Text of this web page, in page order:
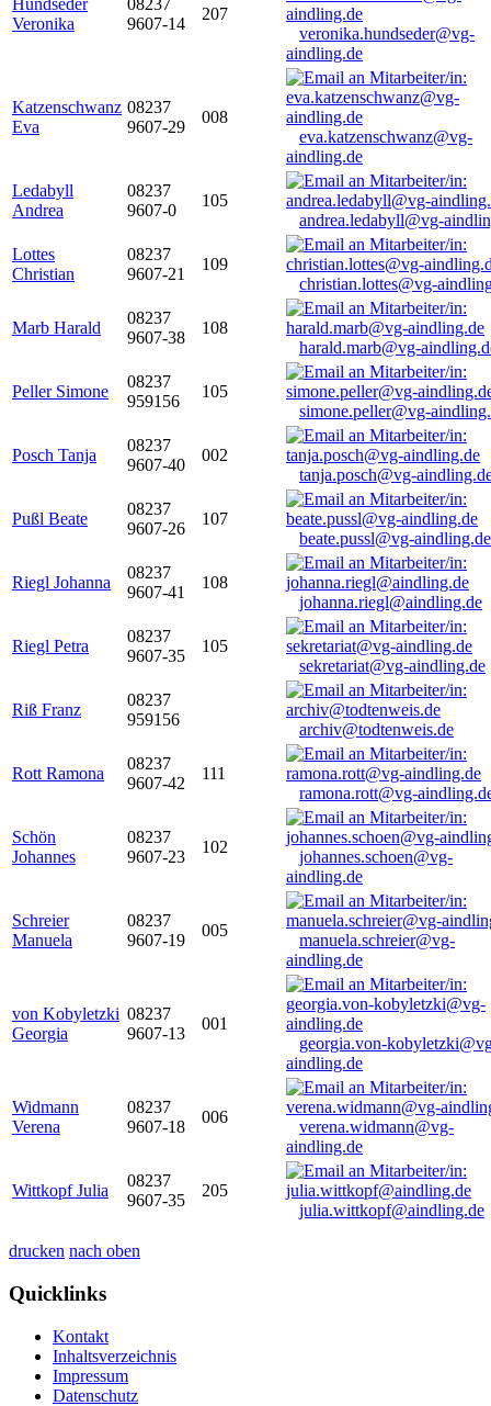
Hundseder
Veronika
08237
9607-14
207
veronika.hundseder@vg-
aindling.de
Katzenschwanz
Eva
08237
9607-29
008
eva.katzenschwanz@vg-
aindling.de
Ledabyll
Andrea
08237
9607-0
105
andrea.ledabyll@vg-
Lottes
Christian
08237
9607-21
109
christian.lottes@vg-
Marb Harald
08237
9607-38
108
harald.marb@vg-
Peller Simone
08237
959156
105
simone.peller@vg-
Posch Tanja
08237
9607-40
002
tanja.posch@vg-
Pußl Beate
08237
9607-26
107
beate.pussl@vg-aindling.de
Riegl Johanna
08237
9607-41
108
johanna.riegl@aindling.de
Riegl Petra
08237
9607-35
105
sekretariat@vg-aindling.de
Riß Franz
08237
959156
archiv@todtenweis.de
Rott Ramona
08237
9607-42
111
ramona.rott@vg-
Schön
Johannes
08237
9607-23
102
johannes.schoen@vg-
aindling.de
Schreier
Manuela
08237
9607-19
005
manuela.schreier@vg-
aindling.de
von Kobyletzki
Georgia
08237
9607-13
001
georgia.von-
aindling.de
Widmann
Verena
08237
9607-18
006
verena.widmann@vg-
aindling.de
Wittkopf Julia
08237
9607-35
205
julia.wittkopf@aindling.de
drucken nach oben
Quicklinks
Kontakt
Inhaltsverzeichnis
Impressum
Datenschutz